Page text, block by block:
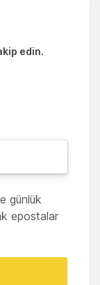
edin.
günlük
epostalar